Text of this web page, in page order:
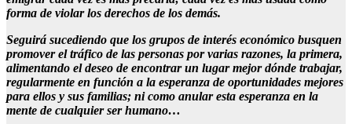
forma de violar los derechos de los demás.
Seguirá sucediendo que los grupos de interés económico busquen
promover el tráfico de las personas por varias razones, la primera,
alimentando el deseo de encontrar un lugar mejor dónde trabajar,
regularmente en función a la esperanza de oportunidades mejores
para ellos y sus familias; ni como anular esta esperanza en la
mente de cualquier ser humano…